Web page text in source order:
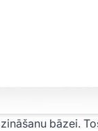
bāzei.